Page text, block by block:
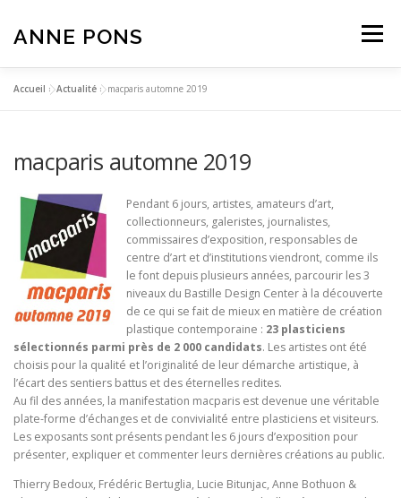
contenu
ANNE PONS Menu
TEXTES CONTACT
Accueil »Actualité »macparis automne 2019
macparis automne 2019
Pendant 6 jours, artistes, amateurs d’art,
collectionneurs, galeristes, journalistes,
commissaires d’exposition, responsables de
centre d’art et d’institutions viendront, comme ils
le font depuis plusieurs années, parcourir les 3
niveaux du Bastille Design Center à la découverte
de ce qui se fait de mieux en matière de création
plastique contemporaine : 23 plasticiens
sélectionnés parmi près de 2 000 candidats. Les artistes ont été
choisis pour la qualité et l’originalité de leur démarche artistique, à
l’écart des sentiers battus et des éternelles redites.
Au fil des années, la manifestation macparis est devenue une véritable
plate-forme d’échanges et de convivialité entre plasticiens et visiteurs.
Les exposants sont présents pendant les 6 jours d’exposition pour
présenter, expliquer et commenter leurs dernières créations au public.
Thierry Bedoux, Frédéric Bertuglia, Lucie Bitunjac, Anne Bothuon &